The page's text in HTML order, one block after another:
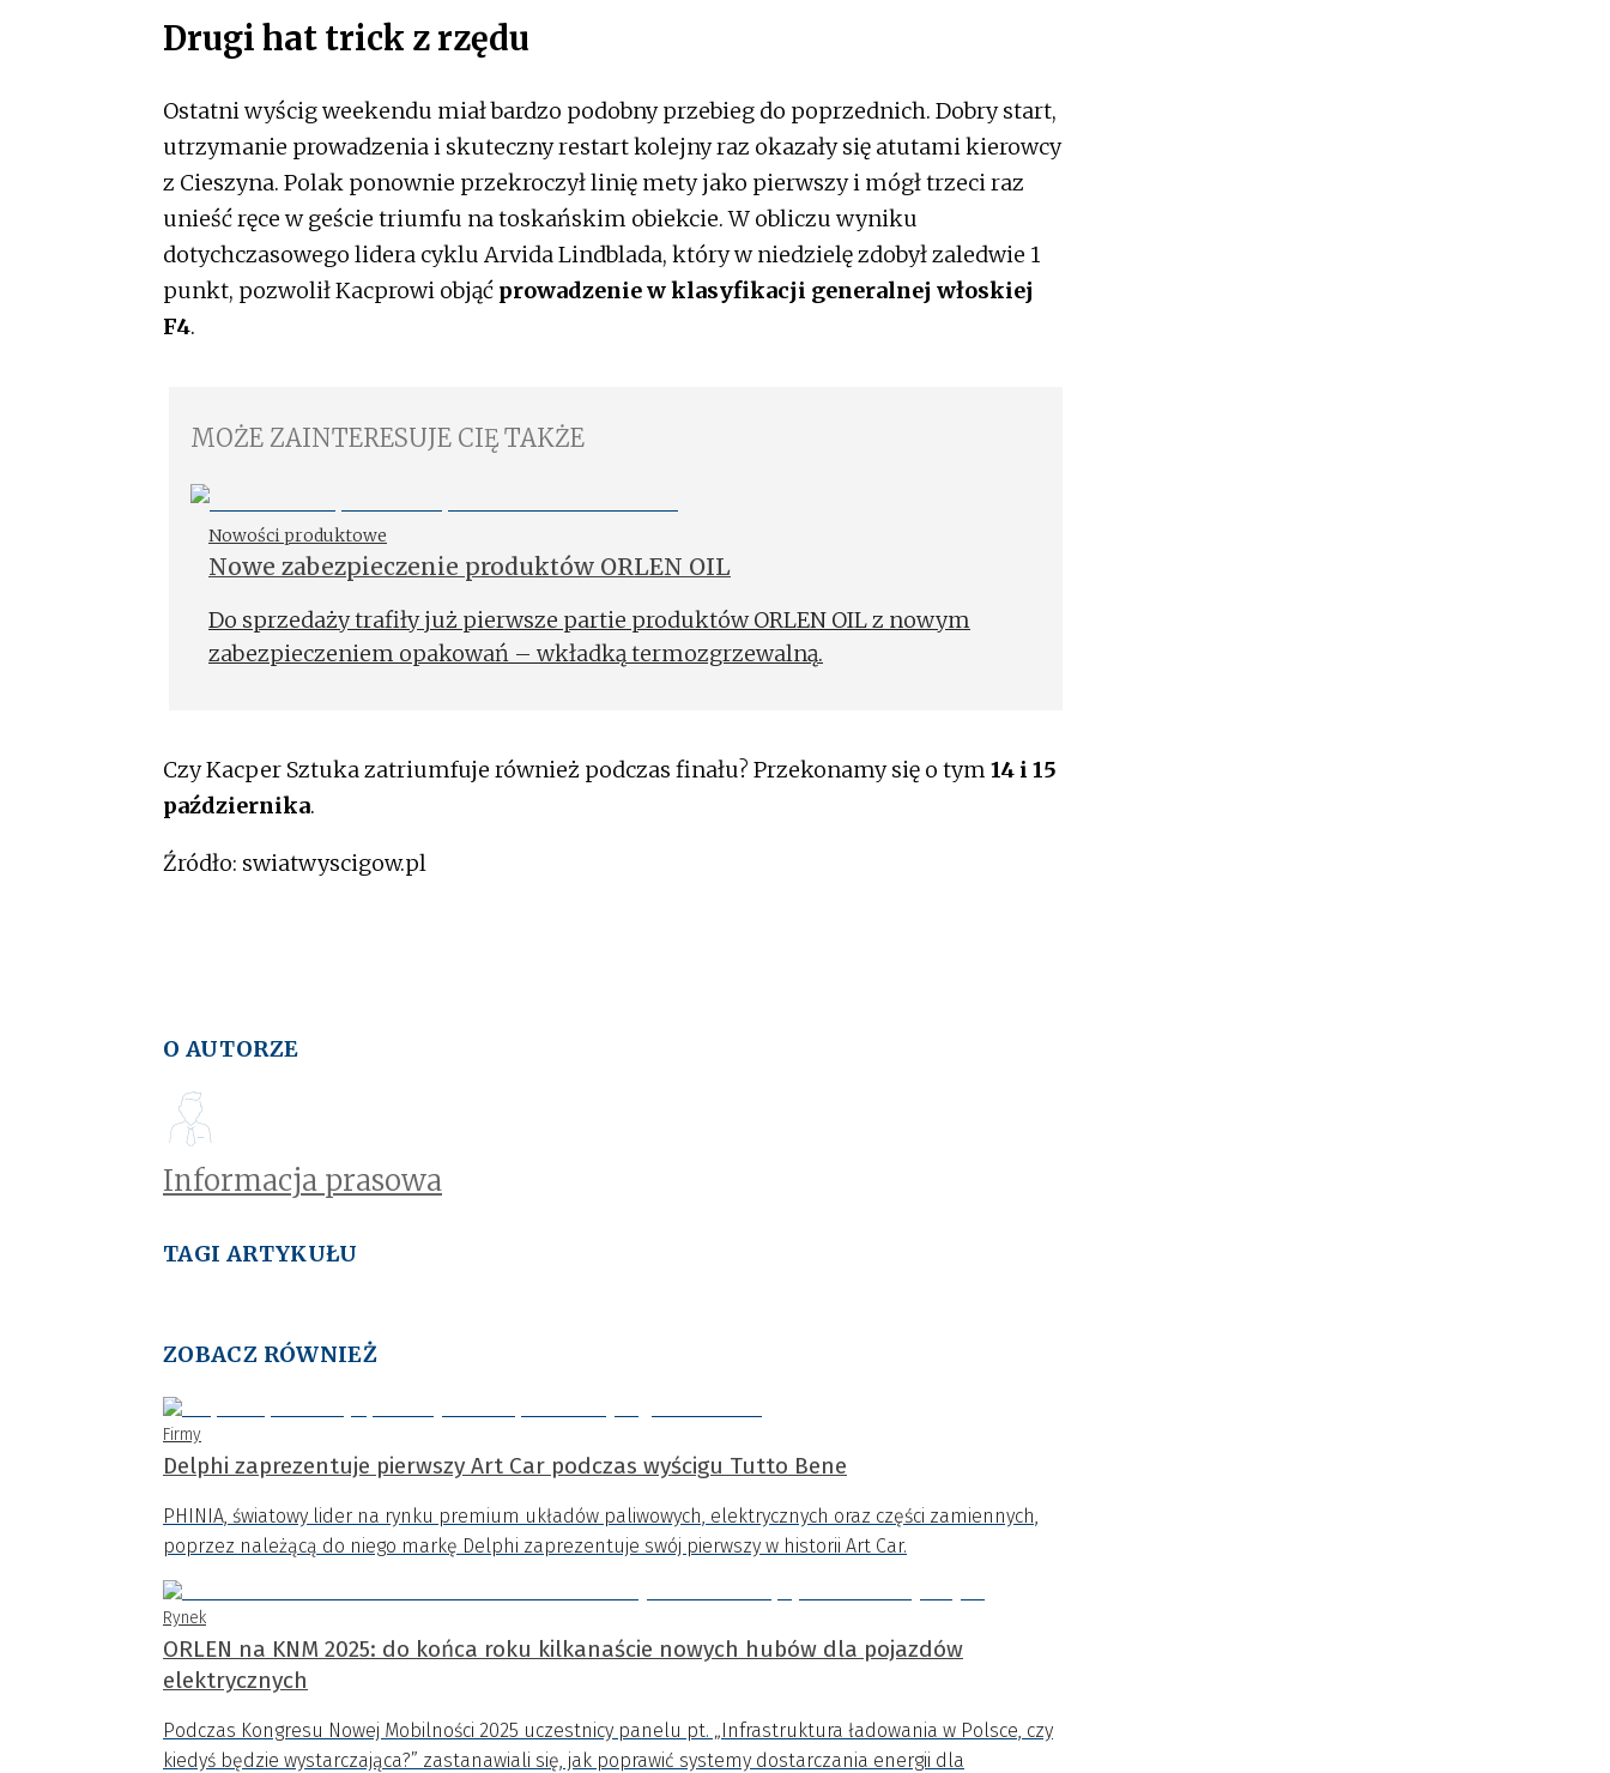
Drugi hat trick z rzędu
Ostatni wyścig weekendu miał bardzo podobny przebieg do poprzednich. Dobry start,
utrzymanie prowadzenia i skuteczny restart kolejny raz okazały się atutami kierowcy
z Cieszyna. Polak ponownie przekroczył linię mety jako pierwszy i mógł trzeci raz
unieść ręce w geście triumfu na toskańskim obiekcie. W obliczu wyniku
dotychczasowego lidera cyklu Arvida Lindblada, który w niedzielę zdobył zaledwie 1
punkt, pozwolił Kacprowi objąć prowadzenie w klasyfikacji generalnej włoskiej
F4.
MOŻE ZAINTERESUJE CIĘ TAKŻE
Nowości produktowe
Nowe zabezpieczenie produktów ORLEN OIL
Do sprzedaży trafiły już pierwsze partie produktów ORLEN OIL z nowym
zabezpieczeniem opakowań – wkładką termozgrzewalną.
Czy Kacper Sztuka zatriumfuje również podczas finału? Przekonamy się o tym 14 i 15
października.
Źródło: swiatwyscigow.pl
O AUTORZE
Informacja prasowa
TAGI ARTYKUŁU
ZOBACZ RÓWNIEŻ
Firmy
Delphi zaprezentuje pierwszy Art Car podczas wyścigu Tutto Bene
PHINIA, światowy lider na rynku premium układów paliwowych, elektrycznych oraz części zamiennych,
poprzez należącą do niego markę Delphi zaprezentuje swój pierwszy w historii Art Car.
Rynek
ORLEN na KNM 2025: do końca roku kilkanaście nowych hubów dla pojazdów
elektrycznych
Podczas Kongresu Nowej Mobilności 2025 uczestnicy panelu pt. „Infrastruktura ładowania w Polsce, czy
kiedyś będzie wystarczająca?” zastanawiali się, jak poprawić systemy dostarczania energii dla